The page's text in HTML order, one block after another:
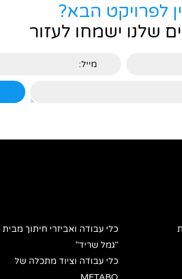
לפרויקט הבא?
שלנו ישמחו לעזור
כלי עבודה ואביזרי חיתוך מבית
"גמל שריד"
כלי עבודה וציוד מתכלה של